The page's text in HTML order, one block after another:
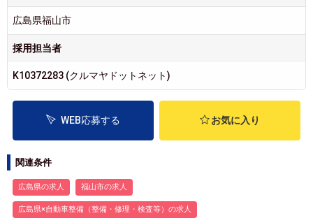
広島県福山市
採用担当者
K10372283 (クルマヤドットネット)
WEB応募する お気に入り
関連条件
広島県の求人 福山市の求人
広島県×自動車整備（整備・修理・検査等）の求人